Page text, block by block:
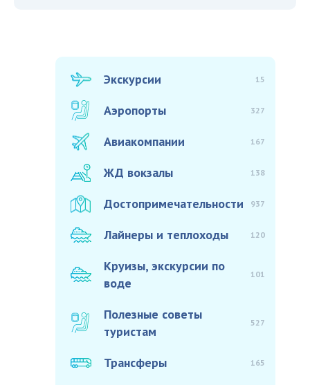
Экскурсии 15
Аэропорты 327
Авиакомпании 167
ЖД вокзалы 138
Достопримечательности 937
Лайнеры и теплоходы 120
Круизы, экскурсии по
воде
101
Полезные советы
туристам
527
Трансферы 165